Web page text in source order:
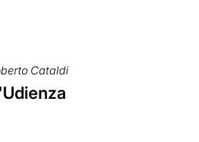
Cataldi